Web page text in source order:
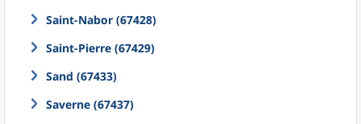
Saint-Nabor (67428)
Saint-Pierre (67429)
Sand (67433)
Saverne (67437)